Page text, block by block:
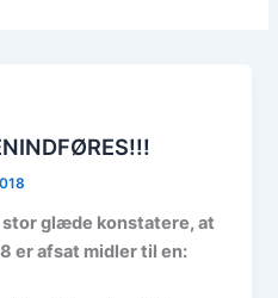
stor glæde konstatere, at
er afsat midler til en: